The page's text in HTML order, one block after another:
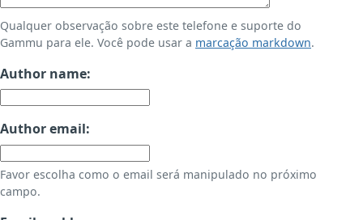
Qualquer observação sobre este telefone e suporte do
Gammu para ele. Você pode usar a marcação markdown.
Author name:
Author email:
Favor escolha como o email será manipulado no próximo
campo.